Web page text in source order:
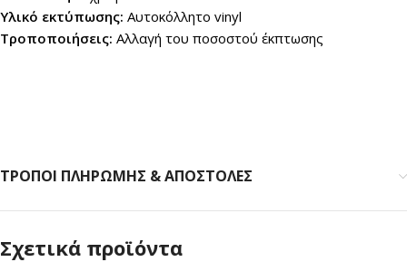
Υλικό εκτύπωσης: Αυτοκόλλητο vinyl
Τροποποιήσεις: Αλλαγή του ποσοστού έκπτωσης
ΤΡΟΠΟΙ ΠΛΗΡΩΜΗΣ & ΑΠΟΣΤΟΛΕΣ
Σχετικά προϊόντα